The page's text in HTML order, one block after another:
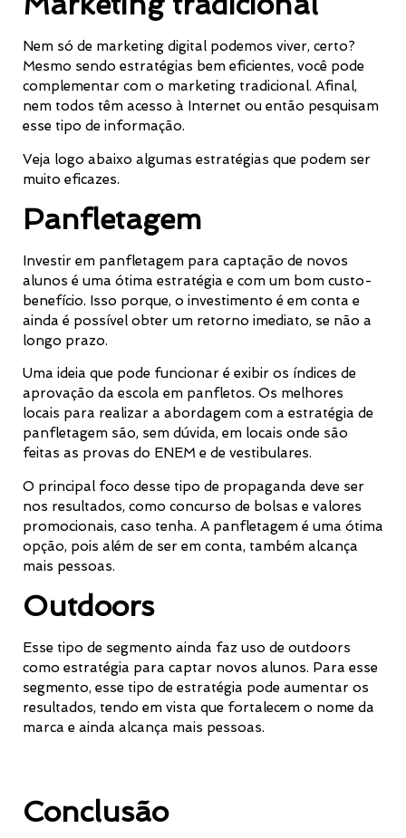
Nem só de marketing digital podemos viver, certo?
Mesmo sendo estratégias bem eficientes, você pode
complementar com o marketing tradicional. Afinal,
nem todos têm acesso à Internet ou então pesquisam
esse tipo de informação.
Veja logo abaixo algumas estratégias que podem ser
muito eficazes.
Panfletagem
Investir em panfletagem para captação de novos
alunos é uma ótima estratégia e com um bom custo-
benefício. Isso porque, o investimento é em conta e
ainda é possível obter um retorno imediato, se não a
longo prazo.
Uma ideia que pode funcionar é exibir os índices de
aprovação da escola em panfletos. Os melhores
locais para realizar a abordagem com a estratégia de
panfletagem são, sem dúvida, em locais onde são
feitas as provas do ENEM e de vestibulares.
O principal foco desse tipo de propaganda deve ser
nos resultados, como concurso de bolsas e valores
promocionais, caso tenha. A panfletagem é uma ótima
opção, pois além de ser em conta, também alcança
mais pessoas.
Outdoors
Esse tipo de segmento ainda faz uso de outdoors
como estratégia para captar novos alunos. Para esse
segmento, esse tipo de estratégia pode aumentar os
resultados, tendo em vista que fortalecem o nome da
marca e ainda alcança mais pessoas.
Conclusão